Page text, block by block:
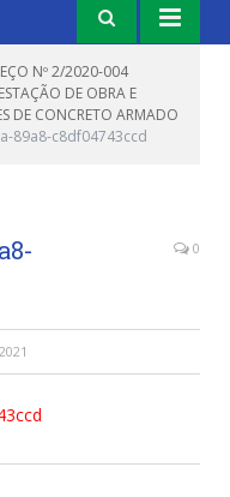
Nº 2/2020-004
DE OBRA E
DE CONCRETO ARMADO
89a8-c8df04743ccd
0